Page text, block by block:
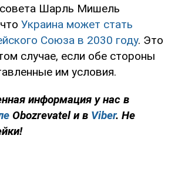
совета Шарль Мишель
Украина может стать
Союза в 2030 году. Это
случае, если обе стороны
им условия.
информация у нас в
Obozrevatel и в Viber. Не